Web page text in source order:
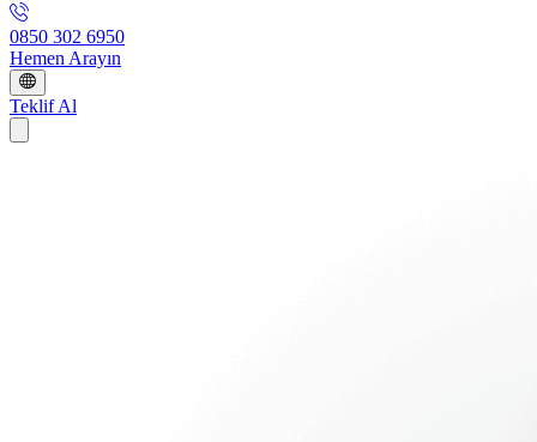
0850 302 6950
Hemen Arayın
Teklif Al